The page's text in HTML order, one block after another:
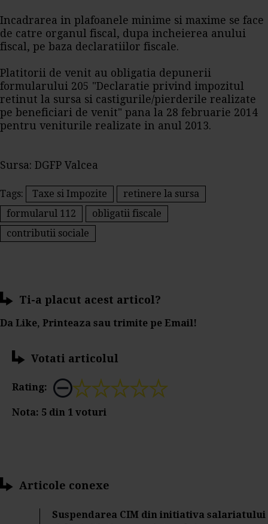
Incadrarea in plafoanele minime si maxime se face
de catre organul fiscal, dupa incheierea anului
fiscal, pe baza declaratiilor fiscale.
Platitorii de venit au obligatia depunerii
formularului 205 "Declaratie privind impozitul
retinut la sursa si castigurile/pierderile realizate
pe beneficiari de venit" pana la 28 februarie 2014
pentru veniturile realizate in anul 2013.
Sursa: DGFP Valcea
Tags: Taxe si Impozite
retinere la sursa
formularul 112
obligatii fiscale
contributii sociale
Ti-a placut acest articol?
Da Like, Printeaza sau trimite pe Email!
Votati articolul
Rating:
Nota: 5 din 1 voturi
Articole conexe
Suspendarea CIM din initiativa salariatului